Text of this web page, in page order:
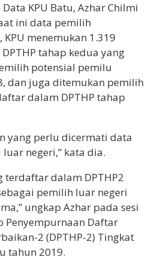
KPU Batu, Azhar Chilmi
ini data pemilih
menemukan 1.319
tahap kedua yang
potensial pemilu
dan juga ditemukan pemilih
dalam DPTHP tahap
yang perlu dicermati data
negeri,” kata dia.
terdaftar dalam DPTHP2
pemilih luar negeri
ungkap Azhar pada sesi
Penyempurnaan Daftar
2 (DPTHP-2) Tingkat
tahun 2019.